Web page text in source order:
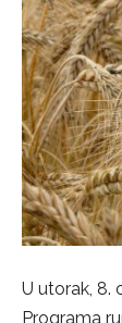
U utorak, 8.
Programa